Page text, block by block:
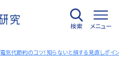
検索 メニュー
電気代節約のコツ！知らないと損する見直しポイ